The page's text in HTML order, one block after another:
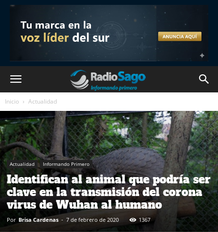
Inicio Actualidad
Actualidad Informando Primero
Identifican al animal que podría ser
clave en la transmisión del corona
virus de Wuhan al humano
Por Brisa Cardenas - 7 de febrero de 2020 1367